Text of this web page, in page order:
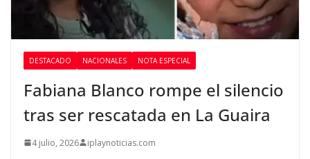
DESTACADO NACIONALES NOTA ESPECIAL
Fabiana Blanco rompe el silencio
tras ser rescatada en La Guaira
4 julio, 2026 iplaynoticias.com